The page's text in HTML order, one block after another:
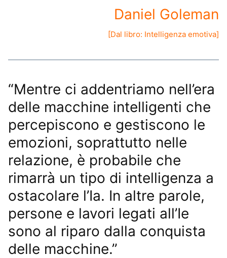
Daniel Goleman
[Dal libro: Intelligenza emotiva]
“Mentre ci addentriamo nell’era
delle macchine intelligenti che
percepiscono e gestiscono le
emozioni, soprattutto nelle
relazione, è probabile che
rimarrà un tipo di intelligenza a
ostacolare l’Ia. In altre parole,
persone e lavori legati all’Ie
sono al riparo dalla conquista
delle macchine.”